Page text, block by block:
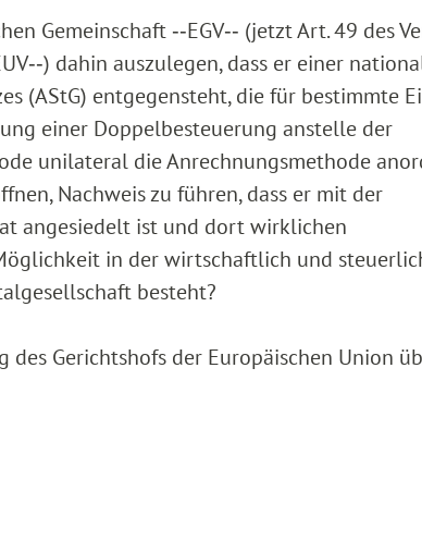
Gemeinschaft ‑‑EGV‑‑ (jetzt Art. 49 des
dahin auszulegen, dass er einer
(AStG) entgegensteht, die für bestimmte
einer Doppelbesteuerung anstelle der
unilateral die Anrechnungsmethode
Nachweis zu führen, dass er mit der
angesiedelt ist und dort wirklichen
in der wirtschaftlich und
besteht?
des Gerichtshofs der Europäischen Union